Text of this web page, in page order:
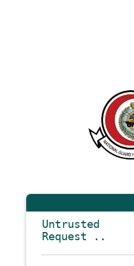
Untrusted
Request ..